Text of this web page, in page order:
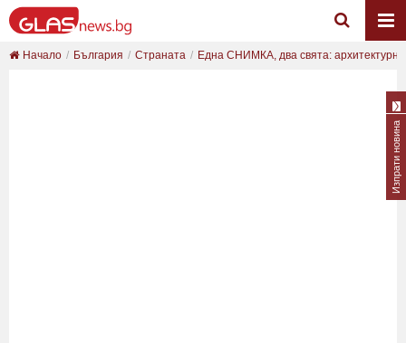
Начало България Страната Една СНИМКА, два свята:
Изпрати новина